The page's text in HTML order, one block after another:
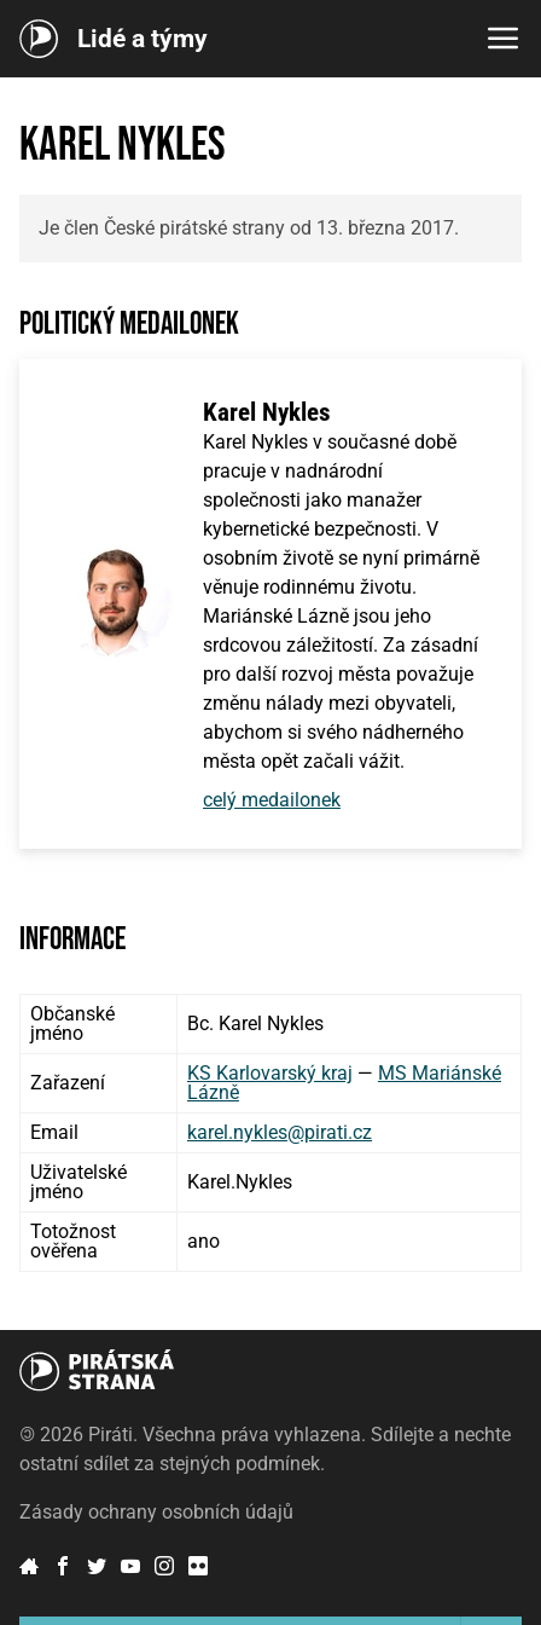
Lidé a týmy
Karel Nykles
Je člen České pirátské strany od 13. března 2017.
Politický medailonek
Karel Nykles
Karel Nykles v současné době
pracuje v nadnárodní
společnosti jako manažer
kybernetické bezpečnosti. V
osobním životě se nyní primárně
věnuje rodinnému životu.
Mariánské Lázně jsou jeho
srdcovou záležitostí. Za zásadní
pro další rozvoj města považuje
změnu nálady mezi obyvateli,
abychom si svého nádherného
města opět začali vážit.
celý medailonek
Informace
Občanské
jméno
Bc. Karel Nykles
Zařazení KS Karlovarský kraj — MS Mariánské
Lázně
Email
karel.nykles@pirati.cz
Uživatelské
jméno
Karel.Nykles
Totožnost
ověřena
ano
© 2026 Piráti. Všechna práva vyhlazena. Sdílejte a nechte
ostatní sdílet za stejných podmínek.
Zásady ochrany osobních údajů